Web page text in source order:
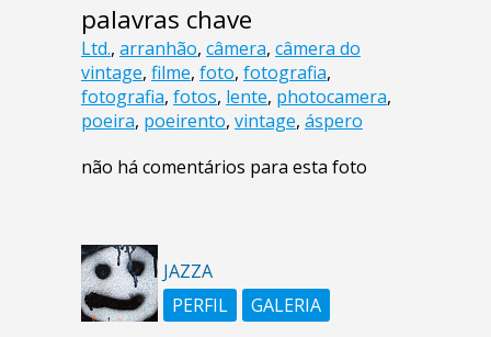
palavras chave
Ltd., arranhão, câmera, câmera do
vintage, filme, foto, fotografia,
fotografia, fotos, lente, photocamera,
poeira, poeirento, vintage, áspero
não há comentários para esta foto
JAZZA
PERFIL
GALERIA